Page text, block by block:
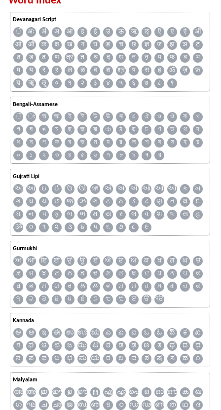
Devanagari Script
ँ अः अं अ आ इ ई उ ऊ ऋ ऌ ऍ ए ऐ
ऑ
ओ
औ क क्ष ख ग घ ङ च छ ज्ञ ज झ ञ
ट
ठ
ड ढ ण त्र त थ द ध न ऩ प फ ब
भ
म
य र ऱ ल ळ व श श्र ष स ह ॐ ज़
फ़
य़
ॠ ॡ ० १ २ ३ ४ ५ ६ ७ ८ ९
Bengali-Assamese
ঁ ং অ আ ই ঈ উ ঊ ঋ এ ঐ ও ঔ ক
খ
গ
ঘ ঙ চ ছ জ ঝ ঞ ঠ ড ঢ ণ ত থ
দ
ধ
ন প ফ ব ভ ম য র ল শ ষ স হ
য়
০
১ ২ ৩ ৪ ৫ ৬ ৭ ৮ ৯ ৰ ৱ
Gujrati Lipi
અ આ ઇ ઈ ઉ ઊ ઋ ઍ એ ઐ ઑ ઓ ઔ ક
ખ
ગ
ઘ ચ છ જ ઝ ઞ ટ ઠ ડ ઢ ણ ત થ
દ
ધ
ન પ ફ બ ભ મ ય ર લ વ શ ષ સ
હ
ૐ
૦ ૧ ૨ ૩ ૪ ૫ ૬ ૭ ૮ ૯
Gurmukhi
ਅ ਆ ਇ ਈ ਉ ਊ ਏ ਐ ਓ ਔ ਕ ਖ ਗ ਘ
ਚ
ਛ
ਜ ਝ ਟ ਠ ਡ ਢ ਣ ਤ ਥ ਦ ਧ ਨ ਪ
ਫ
ਬ
ਭ ਮ ਯ ਰ ਲ ਲ਼ ਵ ਸ਼ ਸ ਹ ਖ਼ ਗ਼ ਜ਼
ਫ਼
੧
੨ ੩ ੪ ੫ ੬ ੭ ੮ ੯ ੲ ੳ ੴ
Kannada
ಅ ಆ ಇ ಈ ಉ ಊ ಋ ಎ ಏ ಐ ಒ ಓ ಔ ಕ
ಖ
ಗ
ಘ ಚ ಛ ಜ ಝ ಟ ಠ ಡ ಢ ಣ ತ ಥ ದ
ಧ
ನ
ಪ ಫ ಬ ಭ ಮ ಯ ರ ಲ ವ ಶ ಷ ಸ ಹ ೧
Malyalam
അ ആ ഇ ഈ ഉ ഊ ഋ എ ഏ ഐ ഒ ഓ ഔ ക
ഖ
ഗ
ഘ ച ഛ ജ ഝ ഞ ട ഠ ഡ ഢ ണ ത ഥ
ദ